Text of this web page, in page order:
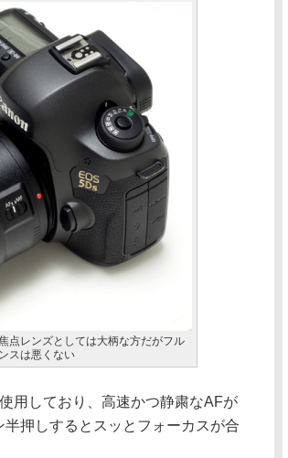
点レンズとしては大柄な方だがフル
スは悪くない
用しており、高速かつ静粛なAFが
押しするとスッとフォーカスが合